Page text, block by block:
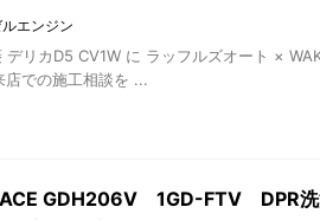
エンジン
リカD5 CV1W に ラッフルズオート ×
店での施工相談を ...
GDH206V 1GD-FTV DPR